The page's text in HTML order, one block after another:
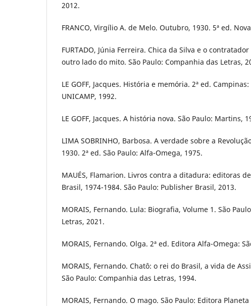
2012.
FRANCO, Virgílio A. de Melo. Outubro, 1930. 5ª ed.
FURTADO, Júnia Ferreira. Chica da Silva e o
outro lado do mito. São Paulo: Companhia das Letras,
LE GOFF, Jacques. História e memória. 2ª ed.
UNICAMP, 1992.
LE GOFF, Jacques. A história nova. São Paulo: Martins,
LIMA SOBRINHO, Barbosa. A verdade sobre a
1930. 2ª ed. São Paulo: Alfa-Omega, 1975.
MAUÉS, Flamarion. Livros contra a ditadura: editoras
Brasil, 1974-1984. São Paulo: Publisher Brasil, 2013.
MORAIS, Fernando. Lula: Biografia, Volume 1. São
Letras, 2021.
MORAIS, Fernando. Olga. 2ª ed. Editora Alfa-Omega:
MORAIS, Fernando. Chatô: o rei do Brasil, a vida de
São Paulo: Companhia das Letras, 1994.
MORAIS, Fernando. O mago. São Paulo: Editora